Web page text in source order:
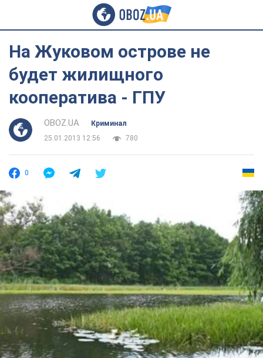
На Жуковом острове не
будет жилищного
кооператива - ГПУ
OBOZ.UA
Криминал
25.01.2013 12:56
780
0